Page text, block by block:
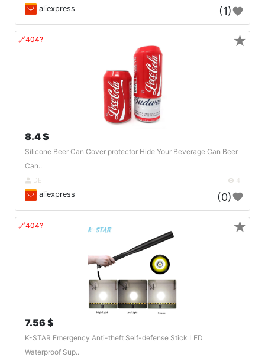
aliexpress (1)
🔗404?
8.4 $
Silicone Beer Can Cover protector Hide Your Beverage Can Beer
Can..
DE 4
aliexpress (0)
★
🔗404?
7.56 $
K-STAR Emergency Anti-theft Self-defense Stick LED
Waterproof Sup..
★